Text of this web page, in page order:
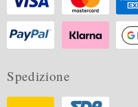
Spedizione